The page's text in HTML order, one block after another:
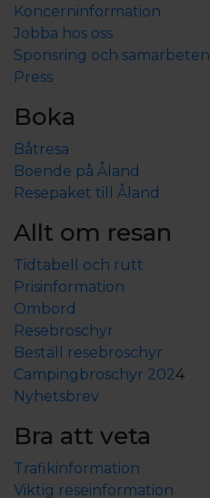
Koncerninformation
Jobba hos oss
Sponsring och samarbeten
Press
Boka
Båtresa
Boende på Åland
Resepaket till Åland
Allt om resan
Tidtabell och rutt
Prisinformation
Ombord
Resebroschyr
Beställ resebroschyr
Campingbroschyr 2024
Nyhetsbrev
Bra att veta
Trafikinformation
Viktig reseinformation